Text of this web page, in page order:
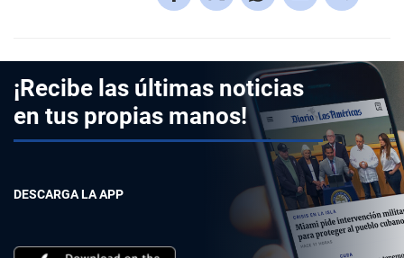
¡Recibe las últimas noticias
en tus propias manos!
DESCARGA LA APP